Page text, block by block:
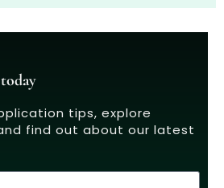
tips, explore
find out about our latest